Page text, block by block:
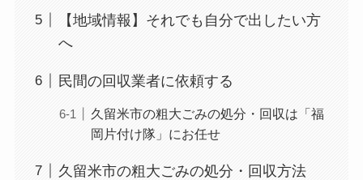
【地域情報】それでも自分で出したい方
へ
民間の回収業者に依頼する
久留米市の粗大ごみの処分・回収は「福
岡片付け隊」にお任せ
久留米市の粗大ごみの処分・回収方法